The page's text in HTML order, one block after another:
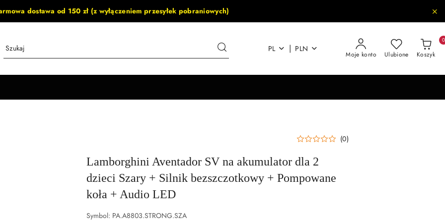
dostawa od 150 zł (z wyłączeniem przesyłek pobraniowych)
PL | PLN
Moje konto Ulubione Koszyk
0
(0)
Lamborghini Aventador SV na akumulator dla 2
dzieci Szary + Silnik bezszczotkowy + Pompowane
koła + Audio LED
Symbol: PA.A8803.STRONG.SZA